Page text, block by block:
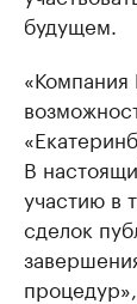
будущем.
В
участию в
сделок